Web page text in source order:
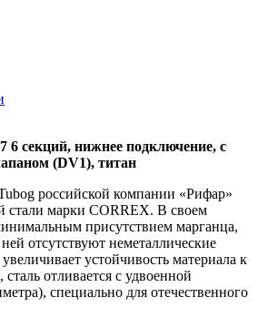
6 секций, нижнее подключение, с
(DV1), титан
российской компании «Рифар»
стали марки CORREX. В своем
присутствием марганца,
отсутствуют неметаллические
устойчивость материала к
отливается с удвоенной
специально для отечественного